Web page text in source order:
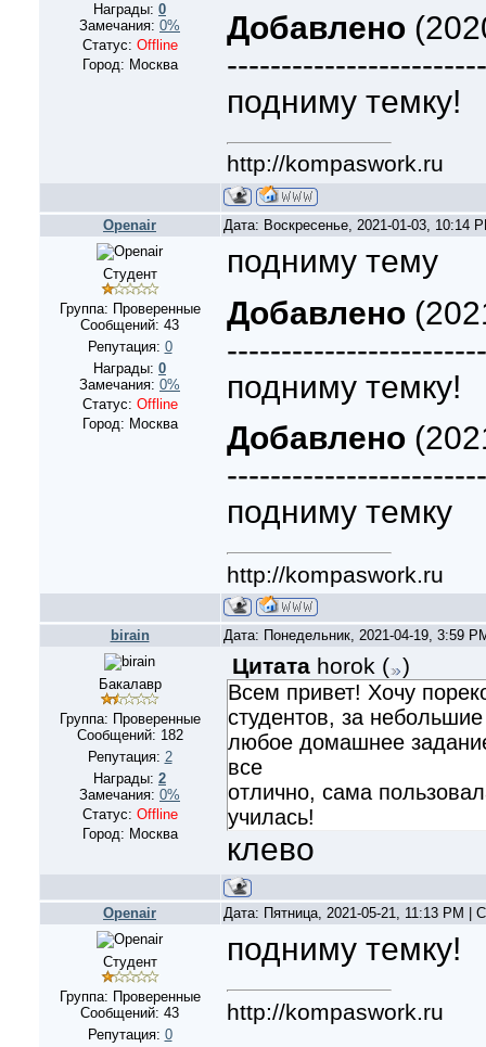
Награды: 0
Замечания: 0%
Статус: Offline
Город: Москва
Добавлено
подниму темку!
http://kompaswork.ru
Openair Дата: Воскресенье, 2021-01-03, 10:14
Студент
Группа: Проверенные
Сообщений: 43
Репутация: 0
Награды: 0
Замечания: 0%
Статус: Offline
Город: Москва
подниму тему
Добавлено
подниму темку!
Добавлено
подниму темку
http://kompaswork.ru
birain Дата: Понедельник, 2021-04-19, 3:59
Бакалавр
Группа: Проверенные
Сообщений: 182
Репутация: 2
Награды: 2
Замечания: 0%
Статус: Offline
Город: Москва
Цитата horok ( )
Всем привет! Хочу
студентов, за
любое домашнее
все
отлично, сама
училась!
клево
Openair Дата: Пятница, 2021-05-21, 11:13 PM |
Студент
Группа: Проверенные
Сообщений: 43
Репутация: 0
подниму темку!
http://kompaswork.ru